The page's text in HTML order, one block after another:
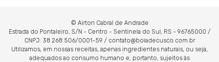
© Airton Cabral de Andrade
Estrada do Pontaleiro, S/N - Centro - Sentinela do Sul, RS - 96765000 /
CNPJ: 38.268.506/0001-59 / contato@boiadecusco.com.br
Utilizamos, em nossas receitas, apenas ingredientes naturais, ou seja,
adequados ao consumo humano e, portanto, sujeitos às